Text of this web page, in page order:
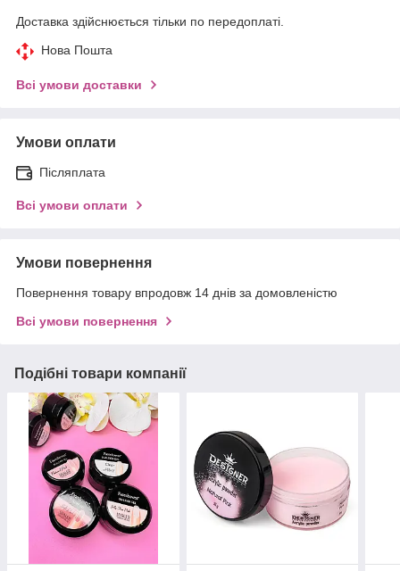
Доставка здійснюється тільки по передоплаті.
Нова Пошта
Всі умови доставки
Умови оплати
Післяплата
Всі умови оплати
Умови повернення
Повернення товару впродовж 14 днів за домовленістю
Всі умови повернення
Подібні товари компанії